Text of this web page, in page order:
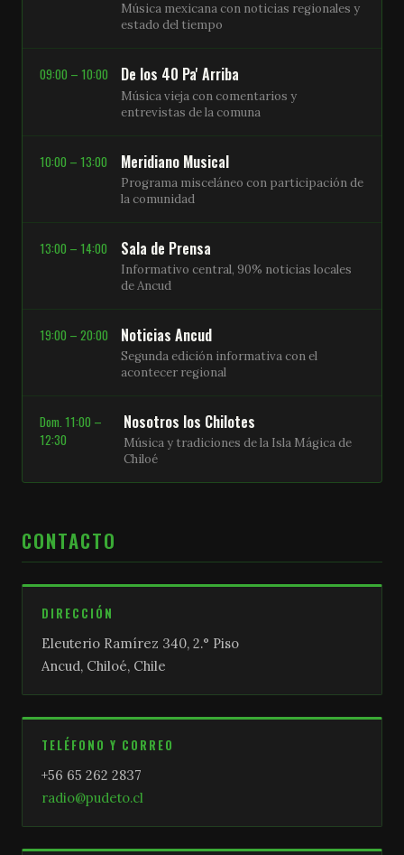
Música mexicana con noticias regionales y
estado del tiempo
09:00 – 10:00 De los 40 Pa' Arriba
Música vieja con comentarios y
entrevistas de la comuna
10:00 – 13:00 Meridiano Musical
Programa misceláneo con participación de
la comunidad
13:00 – 14:00 Sala de Prensa
Informativo central, 90% noticias locales
de Ancud
19:00 – 20:00 Noticias Ancud
Segunda edición informativa con el
acontecer regional
Dom. 11:00 –
12:30
Nosotros los Chilotes
Música y tradiciones de la Isla Mágica de
Chiloé
CONTACTO
DIRECCIÓN
Eleuterio Ramírez 340, 2.° Piso
Ancud, Chiloé, Chile
TELÉFONO Y CORREO
+56 65 262 2837
radio@pudeto.cl